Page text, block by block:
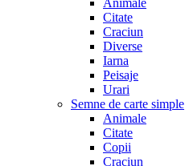
Animale
Citate
Craciun
Diverse
Iarna
Peisaje
Urari
Semne de carte simple
Animale
Citate
Copii
Craciun